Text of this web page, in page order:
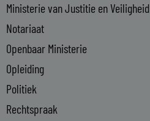
Ministerie van Justitie en Veiligheid
Notariaat
Openbaar Ministerie
Opleiding
Politiek
Rechtspraak